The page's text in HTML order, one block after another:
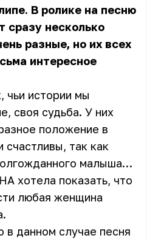
В ролике на песню
сразу несколько
разные, но их всех
интересное
чьи истории мы
своя судьба. У них
положение в
так как
малыша…
хотела показать, что
любая женщина
в данном случае песня